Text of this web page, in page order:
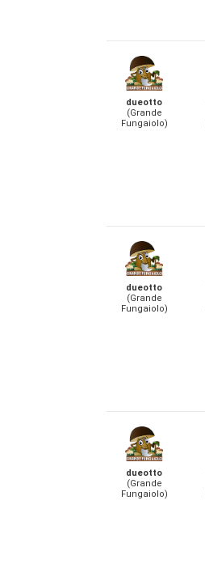
dueotto
(Grande
Fungaiolo)
dueotto
(Grande
Fungaiolo)
dueotto
(Grande
Fungaiolo)